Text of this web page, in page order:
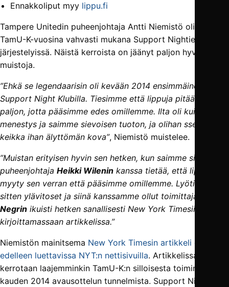
Ennakkoliput myy lippu.fi
Tampere Unitedin puheenjohtaja Antti Niemistö oli jo
TamU-K-vuosina vahvasti mukana Support Nightien
järjestelyissä. Näistä kerroista on jäänyt paljon hyviä
muistoja.
”Ehkä se legendaarisin oli kevään 2014 ensimmäinen
Support Night Klubilla. Tiesimme että lippuja pitää myydä
paljon, jotta pääsimme edes omillemme. Ilta oli kuitenkin
menestys ja saimme sievoisen tuoton, ja olihan sse Asan
keikka ihan älyttömän kova”, Niemistö muistelee.
”Muistan erityisen hyvin sen hetken, kun saimme silloisen
puheenjohtaja Heikki Wilenin kanssa tietää, että lippuja oli
myyty sen verran että pääsimme omillemme. Lyötiin siinä
sitten ylävitoset ja siinä kanssamme ollut toimittaja
Negrin ikuisti hetken sanallisesti New York Timesiin
kirjoittamassaan artikkelissa.”
Niemistön mainitsema New York Timesin artikkeli on
edelleen luettavissa NYT:n nettisivuilla. Artikkelissa
kerrotaan laajemminkin TamU-K:n silloisesta toiminnasta ja
kauden 2014 avausottelun tunnelmista. Support Night